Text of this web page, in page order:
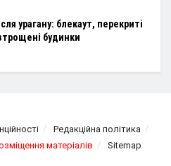
урагану: блекаут, перекриті
будинки
Редакційна політика
матеріалів Sitemap